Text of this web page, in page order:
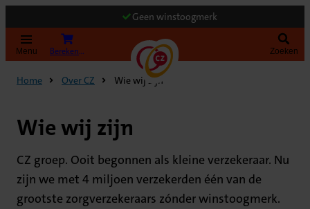
Geen winstoogmerk
Menu Bereken uw premie Zoeken
Home Over CZ Wie wij zijn
Wie wij zijn
CZ groep. Ooit begonnen als kleine verzekeraar. Nu
zijn we met 4 miljoen verzekerden één van de
grootste zorgverzekeraars zónder winstoogmerk.